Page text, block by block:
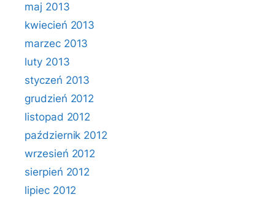
maj 2013
kwiecień 2013
marzec 2013
luty 2013
styczeń 2013
grudzień 2012
listopad 2012
październik 2012
wrzesień 2012
sierpień 2012
lipiec 2012